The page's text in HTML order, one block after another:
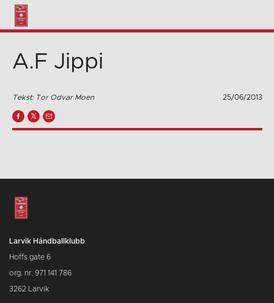
A.F Jippi
Tekst: Tor Odvar Moen 25/06/2013
Larvik Håndballklubb
Hoffs gate 6
org. nr. 971 141 786
3262 Larvik